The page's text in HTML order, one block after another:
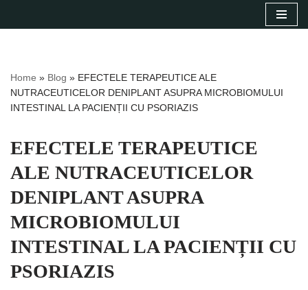
Home » Blog » EFECTELE TERAPEUTICE ALE
NUTRACEUTICELOR DENIPLANT ASUPRA MICROBIOMULUI
INTESTINAL LA PACIENȚII CU PSORIAZIS
EFECTELE TERAPEUTICE
ALE NUTRACEUTICELOR
DENIPLANT ASUPRA
MICROBIOMULUI
INTESTINAL LA PACIENȚII CU
PSORIAZIS